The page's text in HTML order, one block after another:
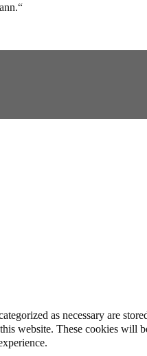
as necessary are
website. These cookies will